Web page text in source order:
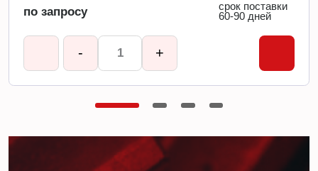
по запросу
срок поставки
60-90 дней
- +